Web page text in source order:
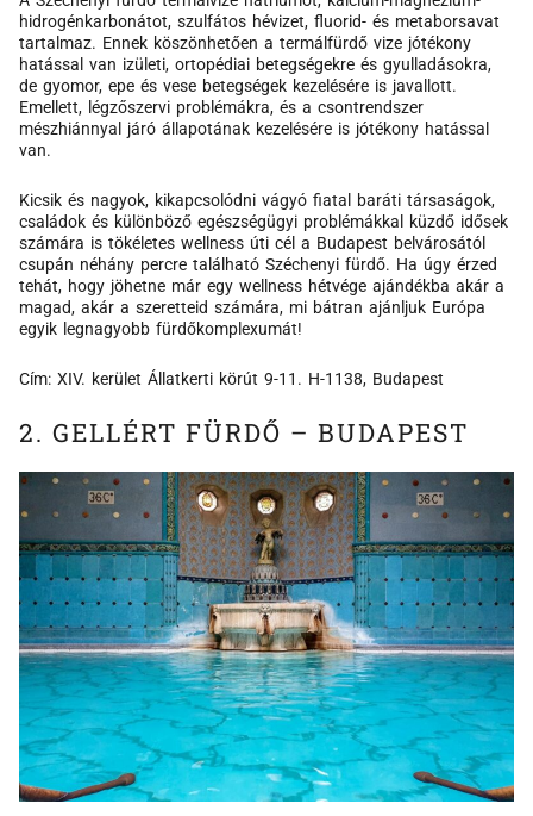
hidrogénkarbonátot, szulfátos hévizet, fluorid- és metaborsavat
tartalmaz. Ennek köszönhetően a termálfürdő vize jótékony
hatással van izületi, ortopédiai betegségekre és gyulladásokra,
de gyomor, epe és vese betegségek kezelésére is javallott.
Emellett, légzőszervi problémákra, és a csontrendszer
mészhiánnyal járó állapotának kezelésére is jótékony hatással
van.
Kicsik és nagyok, kikapcsolódni vágyó fiatal baráti társaságok,
családok és különböző egészségügyi problémákkal küzdő idősek
számára is tökéletes wellness úti cél a Budapest belvárosától
csupán néhány percre található Széchenyi fürdő. Ha úgy érzed
tehát, hogy jöhetne már egy wellness hétvége ajándékba akár a
magad, akár a szeretteid számára, mi bátran ajánljuk Európa
egyik legnagyobb fürdőkomplexumát!
Cím: XIV. kerület Állatkerti körút 9-11. H-1138, Budapest
2. GELLÉRT FÜRDŐ – BUDAPEST